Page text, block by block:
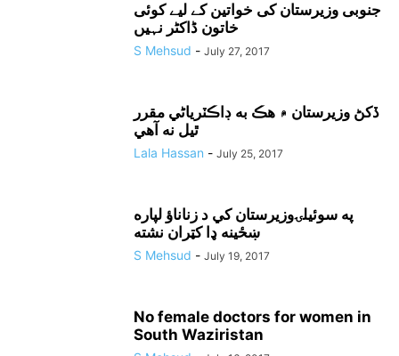
جنوبی وزیرستان کی خواتین کے لیے کوئی
خاتون ڈاکٹر نہیں
S Mehsud - July 27, 2017
ڏکڻ وزيرستان ۾ هڪ به ڊاڪٽرياڻي مقرر
ٿيل نه آهي
Lala Hassan - July 25, 2017
په سوئيلۍوزيرستان کي د زناناؤ لپاره
ښځينه ډا کټران نشته
S Mehsud - July 19, 2017
No female doctors for women in
South Waziristan